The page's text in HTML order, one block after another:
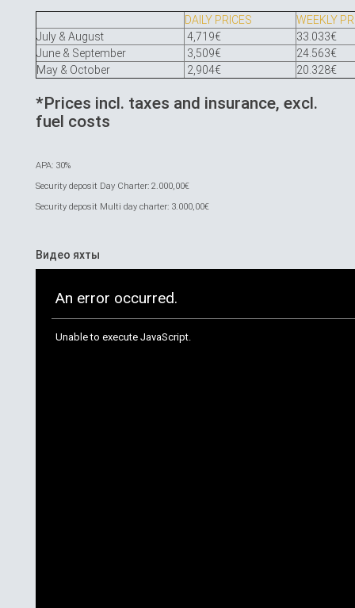
DAILY PRICES
WEEKLY
July & August
4,719€
33.033€
June & September
3,509€
24.563€
May & October
2,904€ 20.328€
*Prices incl. taxes and insurance, excl.
fuel costs
APA: 30%
Security deposit Day Charter: 2.000,00€
Security deposit Multi day charter: 3.000,00€
Видео яхты